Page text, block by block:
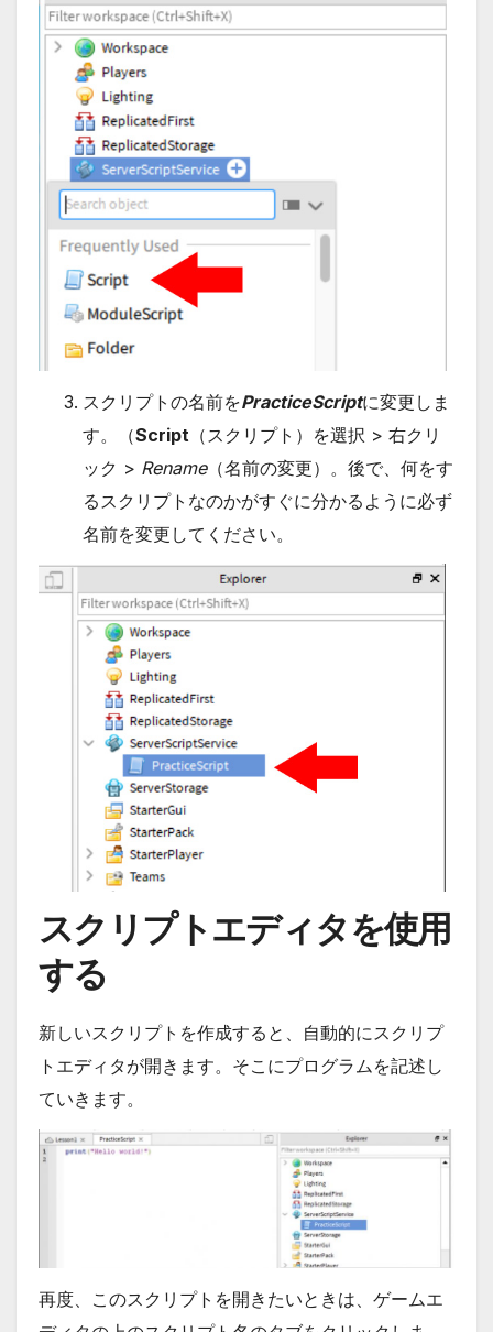
スクリプトの名前をPracticeScriptに変更しま
す。（Script （スクリプト）を選択 > 右クリ
ック > Rename（名前の変更）。後で、何をす
るスクリプトなのかがすぐに分かるように必ず
名前を変更してください。
スクリプトエディタを使用
する
新しいスクリプトを作成すると、自動的にスクリプ
トエディタが開きます。そこにプログラムを記述し
ていきます。
再度、このスクリプトを開きたいときは、ゲームエ